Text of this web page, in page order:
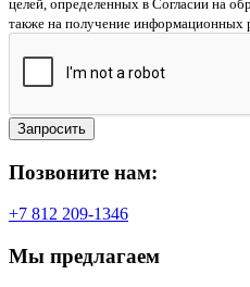
целей, определенных в Согласии на
также на получение информационных
Запросить
Позвоните нам:
+7 812 209-1346
Мы предлагаем